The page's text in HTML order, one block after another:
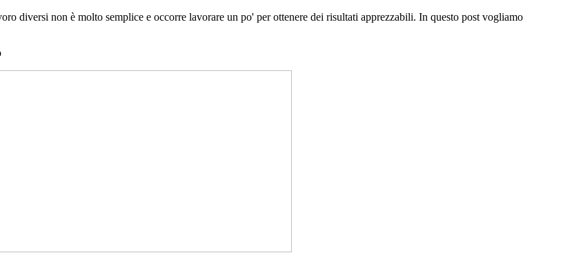
diversi non è molto semplice e occorre lavorare un po' per ottenere dei risultati apprezzabili. In questo post vogliamo